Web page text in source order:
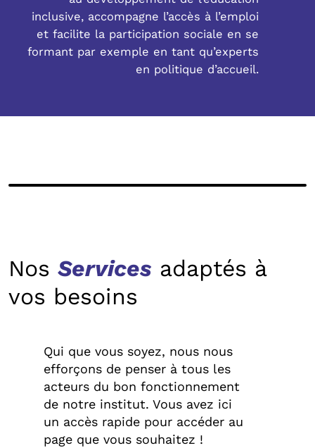
inclusive, accompagne l’accès à l’emploi
et facilite la participation sociale en se
formant par exemple en tant qu’experts
en politique d’accueil.
Nos Services adaptés à
vos besoins
Qui que vous soyez, nous nous
efforçons de penser à tous les
acteurs du bon fonctionnement
de notre institut. Vous avez ici
un accès rapide pour accéder au
page que vous souhaitez !